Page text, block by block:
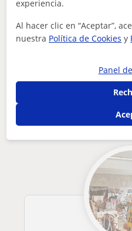
Tus clases particulares
Atención
Balears
Palma de Mallorca
Otros profesores de
dependientes en
pueden interesarte
experiencia.
Al hacer clic en “Aceptar”,
nuestra Política de Cookies y
Panel